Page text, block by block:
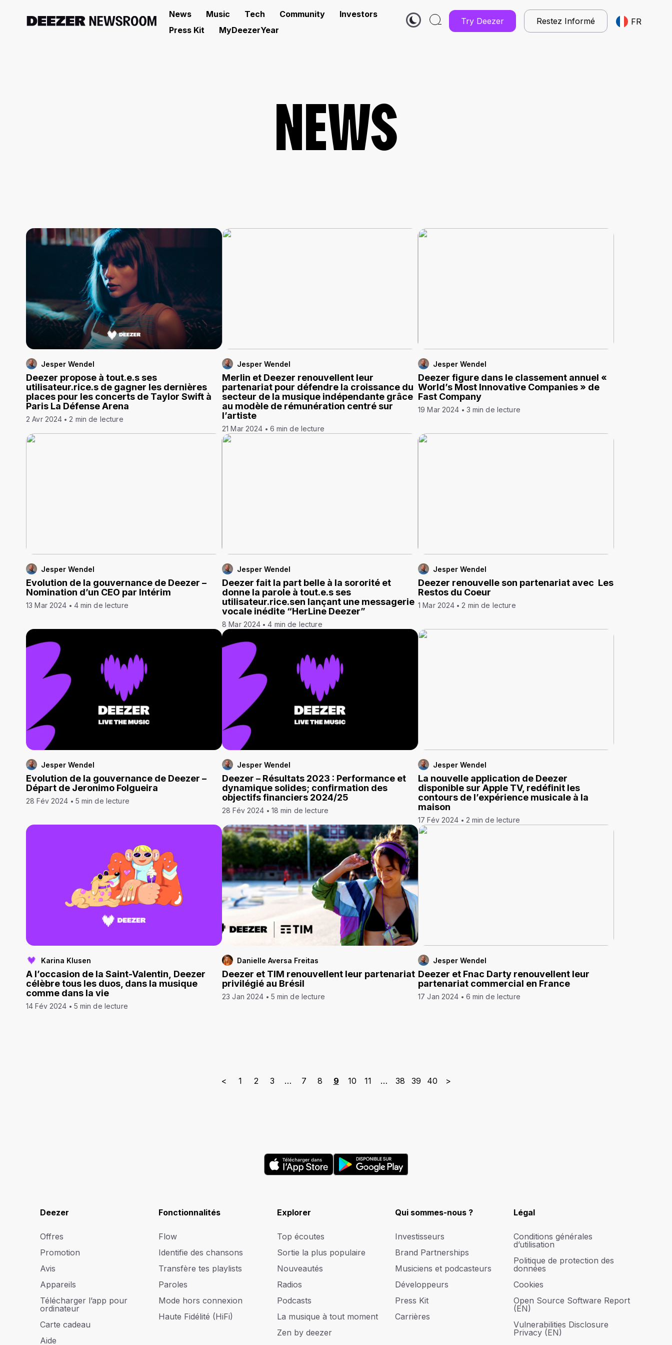
News Music Tech Community
Investors
Press Kit
MyDeezerYear
Try Deezer Restez Informé FR
NEWS
Jesper Wendel
Deezer propose à tout.e.s ses
utilisateur.rice.s de gagner les dernières
places pour les concerts de Taylor Swift à
Paris La Défense Arena
2 Avr 2024 2 min de lecture
Jesper Wendel
Merlin et Deezer renouvellent leur
partenariat pour défendre la croissance du
secteur de la musique indépendante grâce
au modèle de rémunération centré sur
l’artiste
21 Mar 2024 6 min de lecture
Jesper Wendel
Deezer figure dans le classement annuel «
World’s Most Innovative Companies » de
Fast Company
19 Mar 2024 3 min de lecture
Jesper Wendel
Evolution de la gouvernance de Deezer –
Nomination d’un CEO par Intérim
13 Mar 2024 4 min de lecture
Jesper Wendel
Deezer fait la part belle à la sororité et
donne la parole à tout.e.s ses
utilisateur.rice.sen lançant une messagerie
vocale inédite “HerLine Deezer”
8 Mar 2024 4 min de lecture
Jesper Wendel
Deezer renouvelle son partenariat avec Les
Restos du Coeur
1 Mar 2024 2 min de lecture
Jesper Wendel
Evolution de la gouvernance de Deezer –
Départ de Jeronimo Folgueira
28 Fév 2024 5 min de lecture
Jesper Wendel
Deezer – Résultats 2023 : Performance et
dynamique solides; confirmation des
objectifs financiers 2024/25
28 Fév 2024 18 min de lecture
Jesper Wendel
La nouvelle application de Deezer
disponible sur Apple TV, redéfinit les
contours de l’expérience musicale à la
maison
17 Fév 2024 2 min de lecture
Karina Klusen
A l’occasion de la Saint-Valentin, Deezer
célèbre tous les duos, dans la musique
comme dans la vie
14 Fév 2024 5 min de lecture
Danielle Aversa Freitas
Deezer et TIM renouvellent leur partenariat
privilégié au Brésil
23 Jan 2024 5 min de lecture
Jesper Wendel
Deezer et Fnac Darty renouvellent leur
partenariat commercial en France
17 Jan 2024 6 min de lecture
< 1 2 3 … 7 8 9 10 11 … 38 39 40 >
Deezer
Offres
Promotion
Avis
Appareils
Télécharger l’app pour
ordinateur
Carte cadeau
Aide
Fonctionnalités
Flow
Identifie des chansons
Transfère tes playlists
Paroles
Mode hors connexion
Haute Fidélité (HiFi)
Explorer
Top écoutes
Sortie la plus populaire
Nouveautés
Radios
Podcasts
La musique à tout moment
Zen by deezer
Qui sommes-nous ?
Investisseurs
Brand Partnerships
Musiciens et podcasteurs
Développeurs
Press Kit
Carrières
Légal
Conditions générales
d’utilisation
Politique de protection des
données
Cookies
Open Source Software Report
(EN)
Vulnerabilities Disclosure
Privacy (EN)